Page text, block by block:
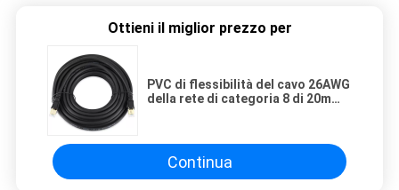
Ottieni il miglior prezzo per
PVC di flessibilità del cavo 26AWG
della rete di categoria 8 di 20m
Continua